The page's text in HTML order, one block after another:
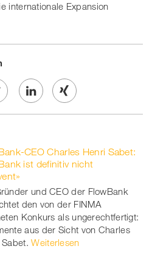
internationale Expansion
Share
linkedin
Share
Xing
CEO Charles Henri Sabet:
ist definitiv nicht
und CEO der FlowBank
den von der FINMA
Konkurs als ungerechtfertigt:
aus der Sicht von Charles
Weiterlesen